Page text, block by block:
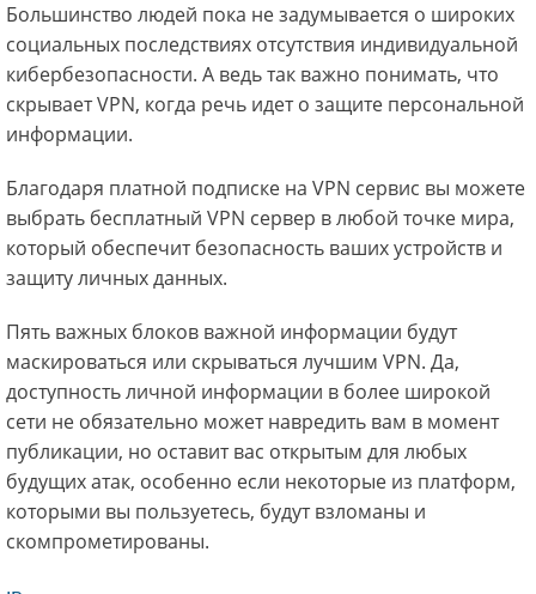
Большинство людей пока не задумывается о широких
социальных последствиях отсутствия индивидуальной
кибербезопасности. А ведь так важно понимать, что
скрывает VPN, когда речь идет о защите персональной
информации.
Благодаря платной подписке на VPN сервис вы можете
выбрать бесплатный VPN сервер в любой точке мира,
который обеспечит безопасность ваших устройств и
защиту личных данных.
Пять важных блоков важной информации будут
маскироваться или скрываться лучшим VPN. Да,
доступность личной информации в более широкой
сети не обязательно может навредить вам в момент
публикации, но оставит вас открытым для любых
будущих атак, особенно если некоторые из платформ,
которыми вы пользуетесь, будут взломаны и
скомпрометированы.